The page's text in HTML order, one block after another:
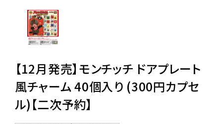
06-6282-7659
【12月発売】モンチッチ ドアプレート
風チャーム 40個入り (300円カプセ
ル)【二次予約】